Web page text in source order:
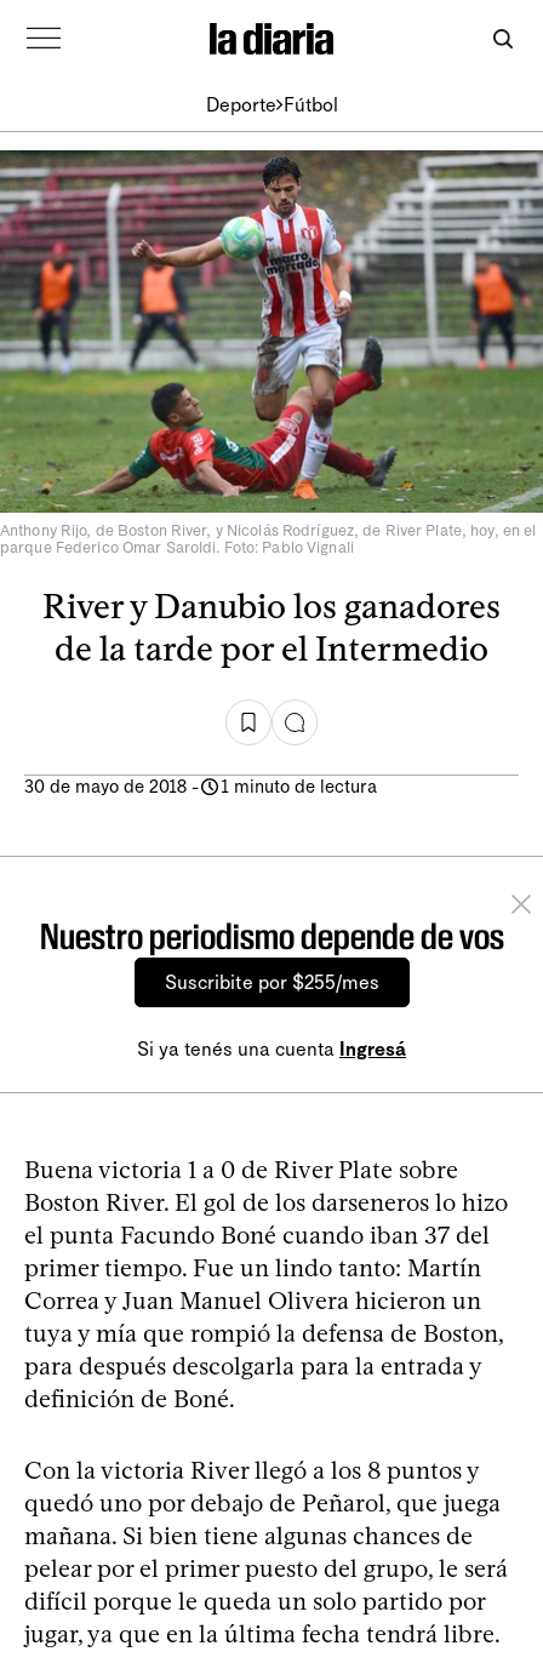
Deporte Fútbol
Anthony Rijo, de Boston River, y Nicolás Rodríguez, de River Plate, hoy, en el
parque Federico Omar Saroldi. Foto: Pablo Vignali
River y Danubio los ganadores
de la tarde por el Intermedio
30 de mayo de 2018 - 1 minuto de lectura
Nuestro periodismo depende de vos
Suscribite por $255/mes
Si ya tenés una cuenta Ingresá
Buena victoria 1 a 0 de River Plate sobre
Boston River. El gol de los darseneros lo hizo
el punta Facundo Boné cuando iban 37 del
primer tiempo. Fue un lindo tanto: Martín
Correa y Juan Manuel Olivera hicieron un
tuya y mía que rompió la defensa de Boston,
para después descolgarla para la entrada y
definición de Boné.
Con la victoria River llegó a los 8 puntos y
quedó uno por debajo de Peñarol, que juega
mañana. Si bien tiene algunas chances de
pelear por el primer puesto del grupo, le será
difícil porque le queda un solo partido por
jugar, ya que en la última fecha tendrá libre.